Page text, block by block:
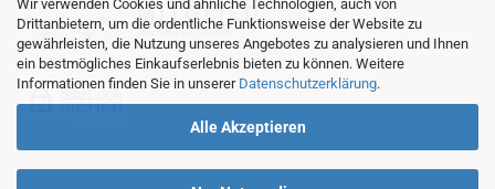
Wir verwenden Cookies und ähnliche Technologien, auch von
Drittanbietern, um die ordentliche Funktionsweise der Website zu
gewährleisten, die Nutzung unseres Angebotes zu analysieren und Ihnen
ein bestmögliches Einkaufserlebnis bieten zu können. Weitere
Informationen finden Sie in unserer Datenschutzerklärung.
Alle Akzeptieren